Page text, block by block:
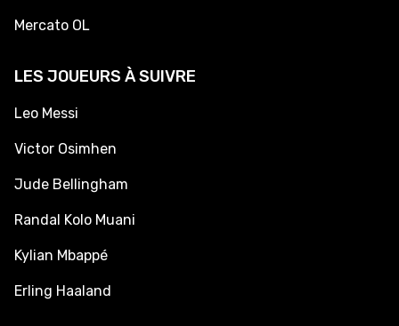
Mercato OL
LES JOUEURS À SUIVRE
Leo Messi
Victor Osimhen
Jude Bellingham
Randal Kolo Muani
Kylian Mbappé
Erling Haaland